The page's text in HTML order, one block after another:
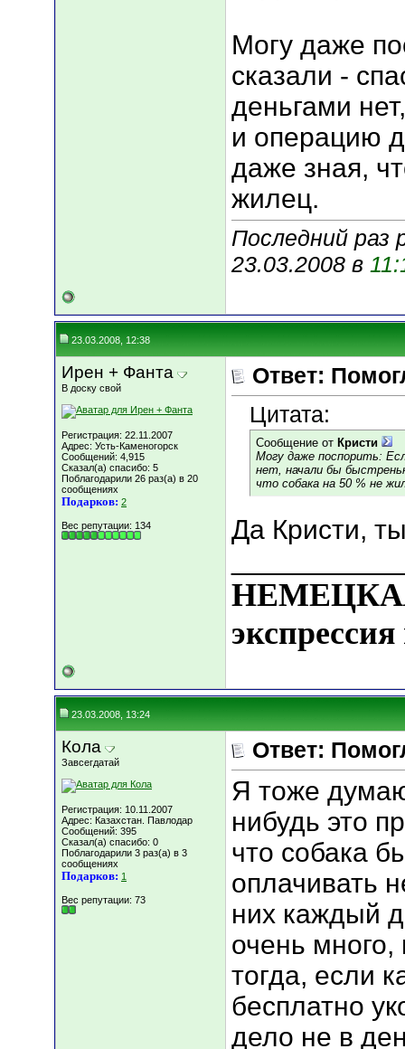
Могу даже
сказали -
деньгами
и операцию
даже зная,
жилец.
Последний раз
23.03.2008 в
23.03.2008, 12:38
Ирен + Фанта
В доску свой
Регистрация: 22.11.2007
Адрес: Усть-Каменогорск
Сообщений: 4,915
Сказал(а) спасибо: 5
Поблагодарили 26 раз(а) в 20
сообщениях
Подарков: 2
Вес репутации: 134
Ответ:
Цитата:
Сообщение от Кристи
Могу даже поспорить:
нет, начали бы
что собака на 50 % не
Да Кристи,
23.03.2008, 13:24
Кола
Завсегдатай
Регистрация: 10.11.2007
Адрес: Казахстан. Павлодар
Сообщений: 395
Сказал(а) спасибо: 0
Поблагодарили 3 раз(а) в 3
сообщениях
Подарков: 1
Вес репутации: 73
Ответ:
Я тоже
нибудь это
что собака
оплачивать
них каждый
очень
тогда, если
бесплатно
дело не в